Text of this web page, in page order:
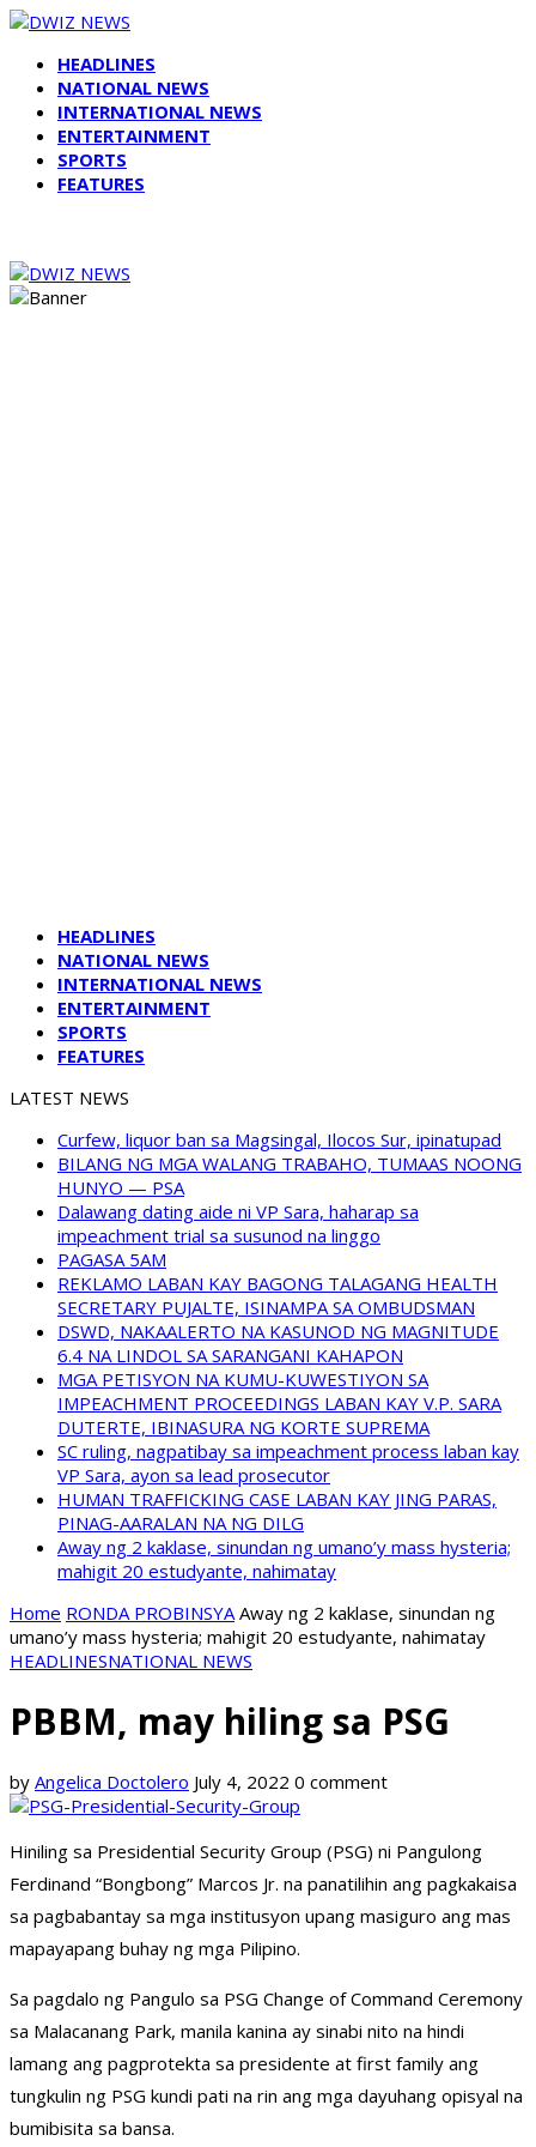
HEADLINES
NATIONAL NEWS
INTERNATIONAL NEWS
ENTERTAINMENT
SPORTS
FEATURES
HEADLINES
NATIONAL NEWS
INTERNATIONAL NEWS
ENTERTAINMENT
SPORTS
FEATURES
LATEST NEWS
Curfew, liquor ban sa Magsingal, Ilocos Sur, ipinatupad
BILANG NG MGA WALANG TRABAHO, TUMAAS NOONG
HUNYO — PSA
Dalawang dating aide ni VP Sara, haharap sa
impeachment trial sa susunod na linggo
PAGASA 5AM
REKLAMO LABAN KAY BAGONG TALAGANG HEALTH
SECRETARY PUJALTE, ISINAMPA SA OMBUDSMAN
DSWD, NAKAALERTO NA KASUNOD NG MAGNITUDE
6.4 NA LINDOL SA SARANGANI KAHAPON
MGA PETISYON NA KUMU-KUWESTIYON SA
IMPEACHMENT PROCEEDINGS LABAN KAY V.P. SARA
DUTERTE, IBINASURA NG KORTE SUPREMA
SC ruling, nagpatibay sa impeachment process laban kay
VP Sara, ayon sa lead prosecutor
HUMAN TRAFFICKING CASE LABAN KAY JING PARAS,
PINAG-AARALAN NA NG DILG
Away ng 2 kaklase, sinundan ng umano’y mass hysteria;
mahigit 20 estudyante, nahimatay
Home RONDA PROBINSYA Away ng 2 kaklase, sinundan ng
umano’y mass hysteria; mahigit 20 estudyante, nahimatay
HEADLINESNATIONAL NEWS
PBBM, may hiling sa PSG
by Angelica Doctolero July 4, 2022 0 comment
Hiniling sa Presidential Security Group (PSG) ni Pangulong
Ferdinand “Bongbong” Marcos Jr. na panatilihin ang pagkakaisa
sa pagbabantay sa mga institusyon upang masiguro ang mas
mapayapang buhay ng mga Pilipino.
Sa pagdalo ng Pangulo sa PSG Change of Command Ceremony
sa Malacanang Park, manila kanina ay sinabi nito na hindi
lamang ang pagprotekta sa presidente at first family ang
tungkulin ng PSG kundi pati na rin ang mga dayuhang opisyal na
bumibisita sa bansa.